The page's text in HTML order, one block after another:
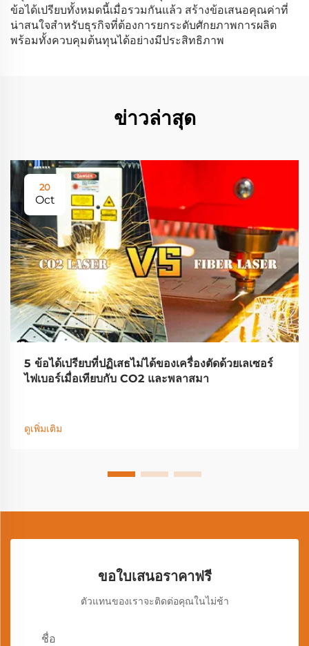
ข้อได้เปรียบทั้งหมดนี้เมื่อรวมกันแล้ว สร้างข้อเสนอคุณค่าที่
น่าสนใจสำหรับธุรกิจที่ต้องการยกระดับศักยภาพการผลิต
พร้อมทั้งควบคุมต้นทุนได้อย่างมีประสิทธิภาพ
ข่าวล่าสุด
20
Oct
5 ข้อได้เปรียบที่ปฏิเสธไม่ได้ของเครื่องตัดด้วยเลเซอร์
ไฟเบอร์เมื่อเทียบกับ CO2 และพลาสมา
ดูเพิ่มเติม
ขอใบเสนอราคาฟรี
ตัวแทนของเราจะติดต่อคุณในไม่ช้า
ชื่อ